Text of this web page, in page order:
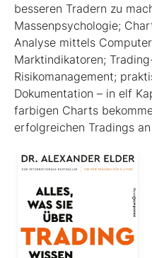
besseren Tradern zu
Massenpsychologie;
Analyse mittels
Marktindikatoren;
Risikomanagement;
Dokumentation – in elf
farbigen Charts
erfolgreichen Tradings